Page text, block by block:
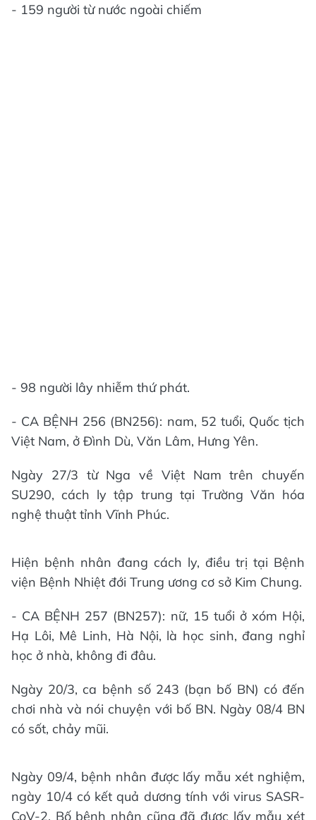
- 159 người từ nước ngoài chiếm
- 98 người lây nhiễm thứ phát.
- CA BỆNH 256 (BN256): nam, 52 tuổi, Quốc tịch
Việt Nam, ở Đình Dù, Văn Lâm, Hưng Yên.
Ngày 27/3 từ Nga về Việt Nam trên chuyến
SU290, cách ly tập trung tại Trường Văn hóa
nghệ thuật tỉnh Vĩnh Phúc.
Hiện bệnh nhân đang cách ly, điều trị tại Bệnh
viện Bệnh Nhiệt đới Trung ương cơ sở Kim Chung.
- CA BỆNH 257 (BN257): nữ, 15 tuổi ở xóm Hội,
Hạ Lôi, Mê Linh, Hà Nội, là học sinh, đang nghỉ
học ở nhà, không đi đâu.
Ngày 20/3, ca bệnh số 243 (bạn bố BN) có đến
chơi nhà và nói chuyện với bố BN. Ngày 08/4 BN
có sốt, chảy mũi.
Ngày 09/4, bệnh nhân được lấy mẫu xét nghiệm,
ngày 10/4 có kết quả dương tính với virus SASR-
CoV-2. Bố bệnh nhân cũng đã được lấy mẫu xét